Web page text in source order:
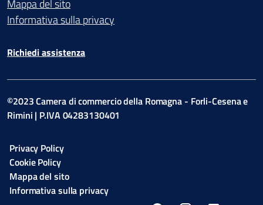
Mappa del sito
Informativa sulla privacy
Richiedi assistenza
©2023 Camera di commercio della Romagna - Forli-Cesena e
Rimini | P.IVA 04283130401
Privacy Policy
Cookie Policy
Mappa del sito
Informativa sulla privacy